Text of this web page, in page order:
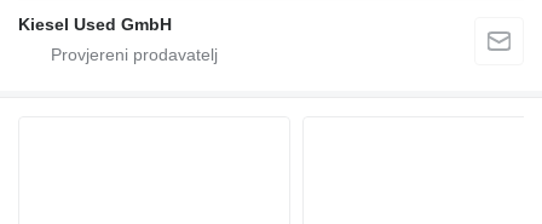
Kiesel Used GmbH